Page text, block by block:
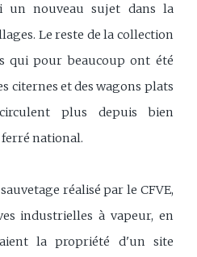
un nouveau sujet dans la
Le reste de la collection
qui pour beaucoup ont été
citernes et des wagons plats
plus depuis bien
national.
réalisé par le CFVE,
industrielles à vapeur, en
la propriété d'un site